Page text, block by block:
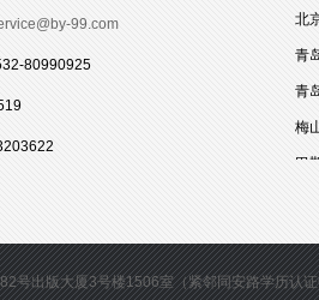
99.com
80990925
北
青
青
梅
巴
北
号出版大厦3号楼1506室（紧邻同安路学历